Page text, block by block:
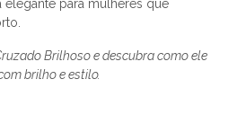
para mulheres que
Brilhoso e descubra como ele
brilho e estilo.